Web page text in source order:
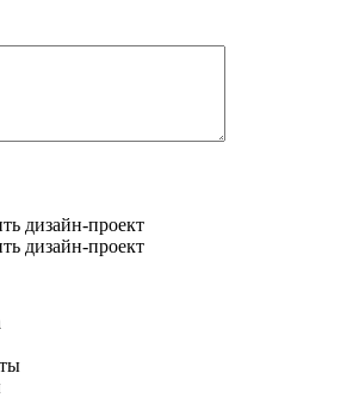
дизайн-проект
дизайн-проект